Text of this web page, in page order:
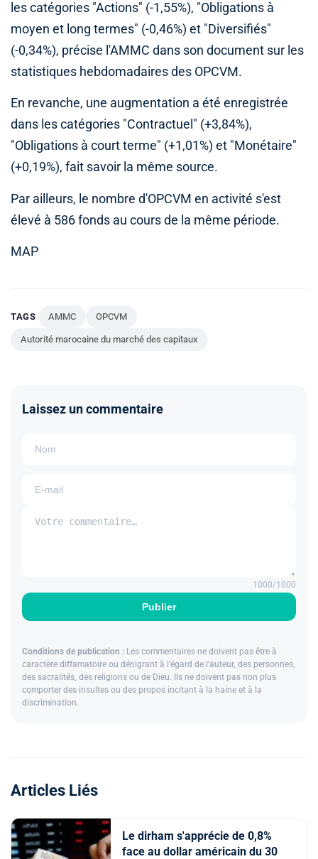
les catégories "Actions" (-1,55%), "Obligations à
moyen et long termes" (-0,46%) et "Diversifiés"
(-0,34%), précise l'AMMC dans son document sur les
statistiques hebdomadaires des OPCVM.
En revanche, une augmentation a été enregistrée
dans les catégories "Contractuel" (+3,84%),
"Obligations à court terme" (+1,01%) et "Monétaire"
(+0,19%), fait savoir la même source.
Par ailleurs, le nombre d'OPCVM en activité s'est
élevé à 586 fonds au cours de la même période.
MAP
TAGS AMMC OPCVM
Autorité marocaine du marché des capitaux
Laissez un commentaire
Publier
1000/1000
Conditions de publication : Les commentaires ne doivent pas être à
caractère diffamatoire ou dénigrant à l'égard de l'auteur, des personnes,
des sacralités, des religions ou de Dieu. Ils ne doivent pas non plus
comporter des insultes ou des propos incitant à la haine et à la
discrimination.
Articles Liés
Le dirham s'apprécie de 0,8%
face au dollar américain du 30